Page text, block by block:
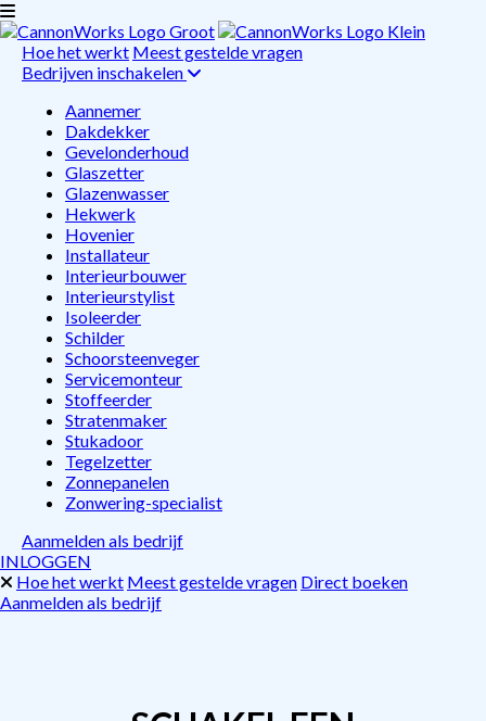
Hoe het werkt Meest gestelde vragen
Bedrijven inschakelen
Aannemer
Dakdekker
Gevelonderhoud
Glaszetter
Glazenwasser
Hekwerk
Hovenier
Installateur
Interieurbouwer
Interieurstylist
Isoleerder
Schilder
Schoorsteenveger
Servicemonteur
Stoffeerder
Stratenmaker
Stukadoor
Tegelzetter
Zonnepanelen
Zonwering-specialist
Aanmelden als bedrijf
INLOGGEN
Hoe het werkt Meest gestelde vragen Direct boeken
Aanmelden als bedrijf